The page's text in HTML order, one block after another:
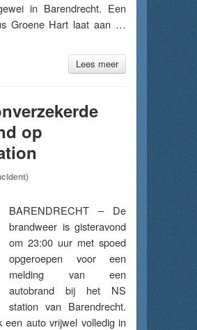
in Barendrecht. Een
Groene Hart laat aan …
Lees meer
op
BARENDRECHT – De
brandweer is gisteravond
om 23:00 uur met spoed
opgeroepen voor een
melding van een
autobrand bij het NS
station van Barendrecht.
auto vrijwel volledig in